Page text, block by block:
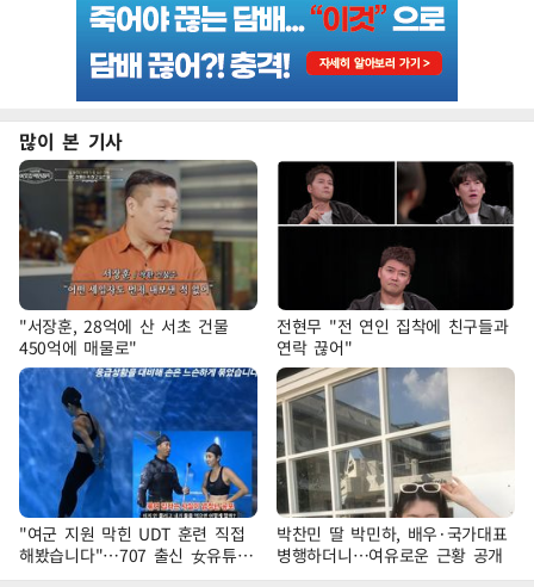
많이 본 기사
"서장훈, 28억에 산 서초 건물
450억에 매물로"
전현무 "전 연인 집착에 친구들과
연락 끊어"
"여군 지원 막힌 UDT 훈련 직접
해봤습니다"…707 출신 女유튜버
'완벽 소화'
박찬민 딸 박민하, 배우·국가대표
병행하더니…여유로운 근황 공개